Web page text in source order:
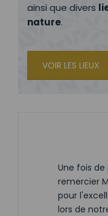
ainsi que divers
nature.
VOIR LES LIEUX
Une fois de
remercier
pour
lors de